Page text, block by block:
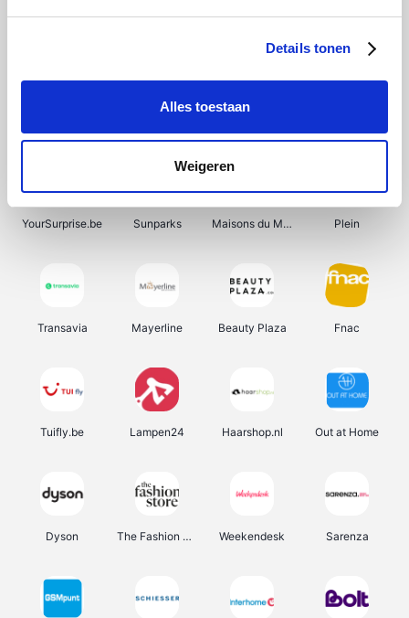
Details tonen
Alles toestaan
Weigeren
Shein Get Your Guide Bergfreunde Pazzox
YourSurprise.be Sunparks Maisons du Monde Plein
Transavia Mayerline Beauty Plaza Fnac
Tuifly.be Lampen24 Haarshop.nl Out at Home
Dyson The Fashion Store Weekendesk Sarenza